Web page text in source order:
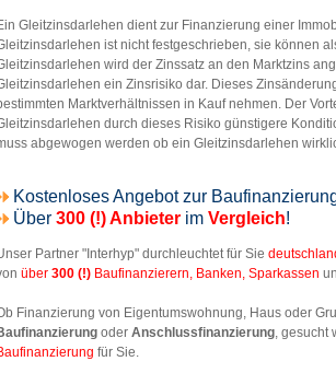
Gleitzinsdarlehen dient zur Finanzierung einer
ist nicht festgeschrieben, sie können
wird der Zinssatz an den Marktzins
ein Zinsrisiko dar. Dieses
Marktverhältnissen in Kauf nehmen. Der
durch dieses Risiko günstigere
abgewogen werden ob ein Gleitzinsdarlehen
Kostenloses Angebot zur
Über 300 (!) Anbieter im Vergleich!
Partner "Interhyp" durchleuchtet für Sie
über 300 (!) Baufinanzierern, Banken, Sparkassen
Finanzierung von Eigentumswohnung, Haus oder
oder Anschlussfinanzierung, gesucht
für Sie.